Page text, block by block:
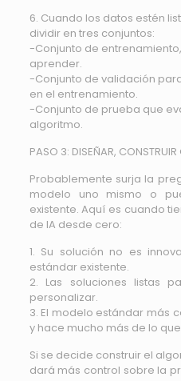
6. Cuando los datos estén
dividir en tres conjuntos:
-Conjunto de
aprender.
-Conjunto de validación
en el entrenamiento.
-Conjunto de prueba que
algoritmo.
PASO 3: DISEÑAR,
Probablemente surja la
modelo uno mismo o
existente. Aquí es cuando
de IA desde cero:
1. Su solución no es
estándar existente.
2. Las soluciones listas
personalizar.
3. El modelo estándar más
y hace mucho más de lo
Si se decide construir el
dará más control sobre la